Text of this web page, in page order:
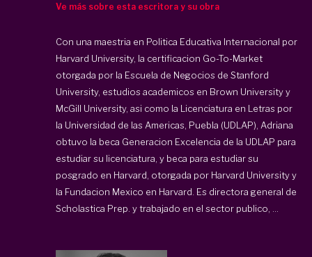
Ve más sobre esta escritora y su obra
Con una maestria en Politica Educativa Internacional por
Harvard University, la certificacion Go-To-Market
otorgada por la Escuela de Negocios de Stanford
University, estudios academicos en Brown University y
McGill University, asi como la Licenciatura en Letras por
la Universidad de las Americas, Puebla (UDLAP), Adriana
obtuvo la beca Generacion Excelencia de la UDLAP para
estudiar su licenciatura, y beca para estudiar su
posgrado en Harvard, otorgada por Harvard University y
la Fundacion Mexico en Harvard. Es directora general de
Scholastica Prep . y trabajado en el sector publico, ...